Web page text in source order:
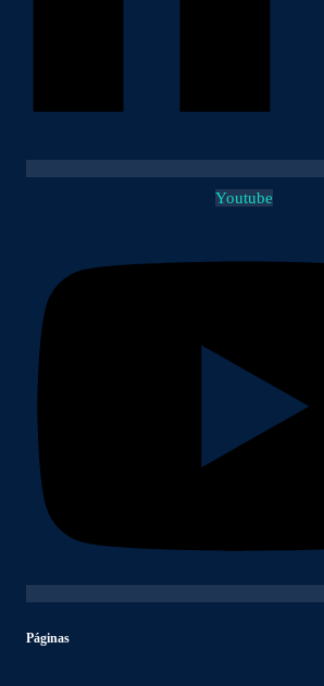
Youtube
Páginas